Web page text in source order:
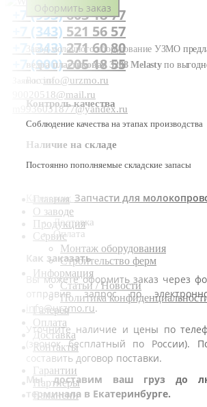
+7 (993)603 18 77
+7 (343) 521 56 57
+7 (343)271 60 80
+7 (900)205 18 55
Заявки: info@urzmo.ru
90020518@mail.ru
m9936031877@yandex.ru
Главная
О заводе
Продукция
Сервис
Монтаж оборудования
Строительство ферм
Информация
Статьи / Новости
Политика
Галерея
Оплата
Доставка
Контакты
Гарантии
Партнеры
Вакансии
Оформить заказ
Завод молочного оборудование УЗМО
ведра пластиковая 3208 Melastyпо
России.
Контроль качества
Соблюдение качества на этапах производства
Наличие на складе
Постоянно пополняемые складские запасы
Категории: Запчасти для
Доставка
Оплата
Как заказать
Вы можете оформить заказ через
отправив запрос по
info@urzmo.ru.
Уточните наличие и цены по
(звонок бесплатный по
составить договор поставки.
Мы доставим ваш груз до
терминала в Екатеринбурге.